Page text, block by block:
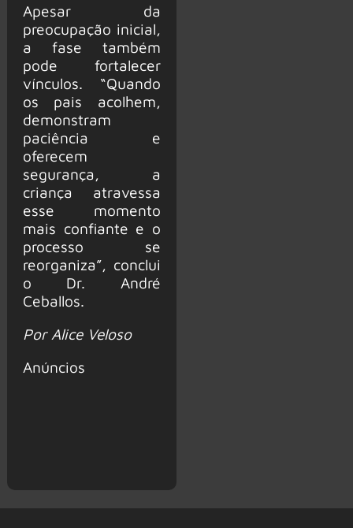
Apesar da
preocupação inicial,
a fase também
pode fortalecer
vínculos. “Quando
os pais acolhem,
demonstram
paciência e
oferecem
segurança, a
criança atravessa
esse momento
mais confiante e o
processo se
reorganiza”, conclui
o Dr. André
Ceballos.
Por Alice Veloso
Anúncios